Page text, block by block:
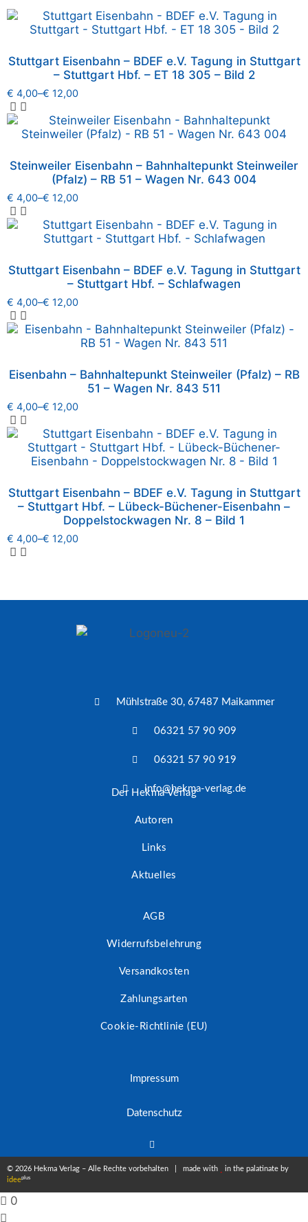
Stuttgart Eisenbahn – BDEF e.V. Tagung in Stuttgart
– Stuttgart Hbf. – ET 18 305 – Bild 2
€ 4,00–€ 12,00
Steinweiler Eisenbahn – Bahnhaltepunkt Steinweiler
(Pfalz) – RB 51 – Wagen Nr. 643 004
€ 4,00–€ 12,00
Stuttgart Eisenbahn – BDEF e.V. Tagung in Stuttgart
– Stuttgart Hbf. – Schlafwagen
€ 4,00–€ 12,00
Eisenbahn – Bahnhaltepunkt Steinweiler (Pfalz) – RB
51 – Wagen Nr. 843 511
€ 4,00–€ 12,00
Stuttgart Eisenbahn – BDEF e.V. Tagung in Stuttgart
– Stuttgart Hbf. – Lübeck-Büchener-Eisenbahn –
Doppelstockwagen Nr. 8 – Bild 1
€ 4,00–€ 12,00
Mühlstraße 30, 67487 Maikammer
06321 57 90 909
06321 57 90 919
info@hekma-verlag.de
Der Hekma Verlag
Autoren
Links
Aktuelles
AGB
Widerrufsbelehrung
Versandkosten
Zahlungsarten
Cookie-Richtlinie (EU)
Impressum
Datenschutz
© 2026 Hekma Verlag – Alle Rechte vorbehalten | made with
in the palatinate by
ideeplus
0